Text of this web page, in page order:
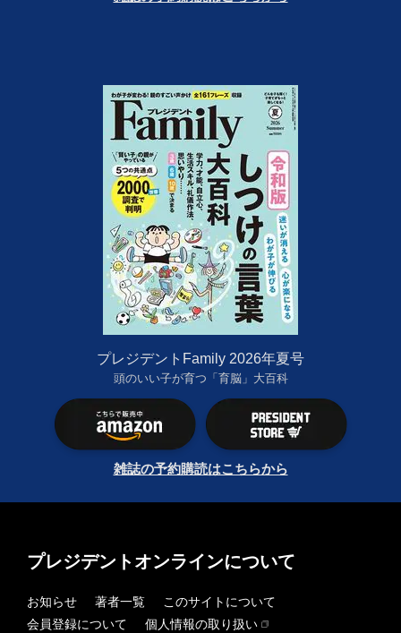
プレジデントFamily 2026年夏号
頭のいい子が育つ「育脳」大百科
雑誌の予約購読はこちらから
プレジデントオンラインについて
お知らせ 著者一覧
このサイトについて
会員登録について
個人情報の取り扱い